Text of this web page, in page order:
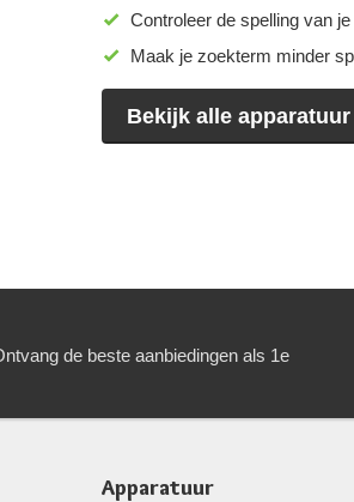
Controleer de spelling van
Maak je zoekterm minder
Bekijk alle apparatuur
de beste aanbiedingen als 1e
Apparatuur